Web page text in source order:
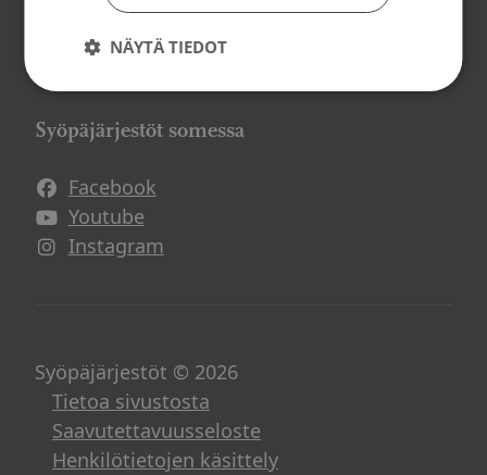
Mitä me teemme?
Jäsenyys
Syöpäjärjestöt somessa
Facebook
Avautuu uuteen ikkunaan
Youtube
Avautuu uuteen ikkunaan
Instagram
Avautuu uuteen ikkunaan
Syöpäjärjestöt © 2026
Tietoa sivustosta
Saavutettavuusseloste
Henkilötietojen käsittely
NÄYTÄ TIEDOT